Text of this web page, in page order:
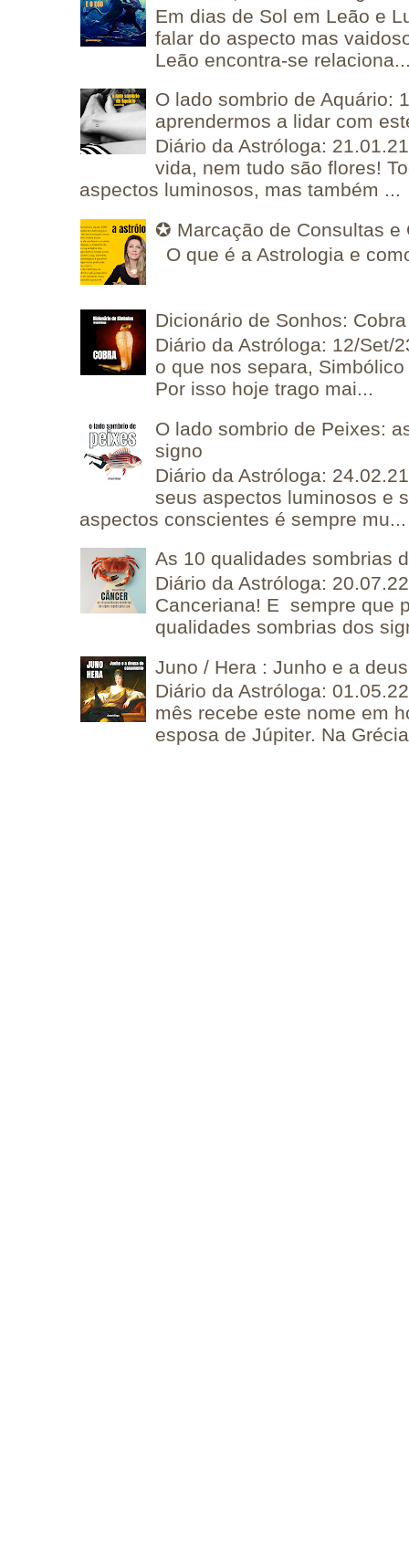
Em dias de Sol em Leão e
falar do aspecto mas
Leão encontra-se
O lado sombrio de Aquário:
aprendermos a lidar com
Diário da Astróloga:
vida, nem tudo são flores!
aspectos luminosos, mas também ...
✪ Marcação de Consultas e
O que é a Astrologia e
Dicionário de Sonhos: Cobra
Diário da Astróloga: 12/Set/
o que nos separa,
Por isso hoje trago mai...
O lado sombrio de Peixes:
signo
Diário da Astróloga:
seus aspectos luminosos e
aspectos conscientes é sempre mu...
As 10 qualidades sombrias
Diário da Astróloga:
Canceriana! E sempre que
qualidades sombrias dos
Juno / Hera : Junho e a
Diário da Astróloga:
mês recebe este nome em
esposa de Júpiter. Na